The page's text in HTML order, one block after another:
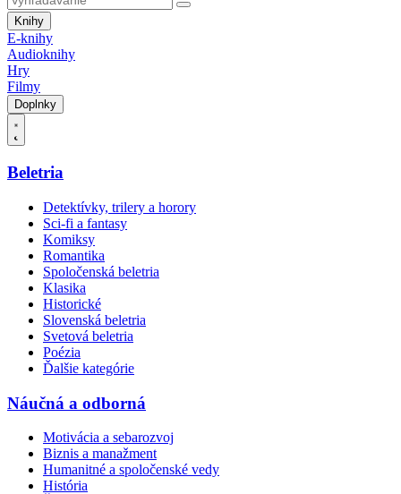
Knihy
E-knihy
Audioknihy
Hry
Filmy
Doplnky
Beletria
Detektívky, trilery a horory
Sci-fi a fantasy
Komiksy
Romantika
Spoločenská beletria
Klasika
Historické
Slovenská beletria
Svetová beletria
Poézia
Ďalšie kategórie
Náučná a odborná
Motivácia a sebarozvoj
Biznis a manažment
Humanitné a spoločenské vedy
História